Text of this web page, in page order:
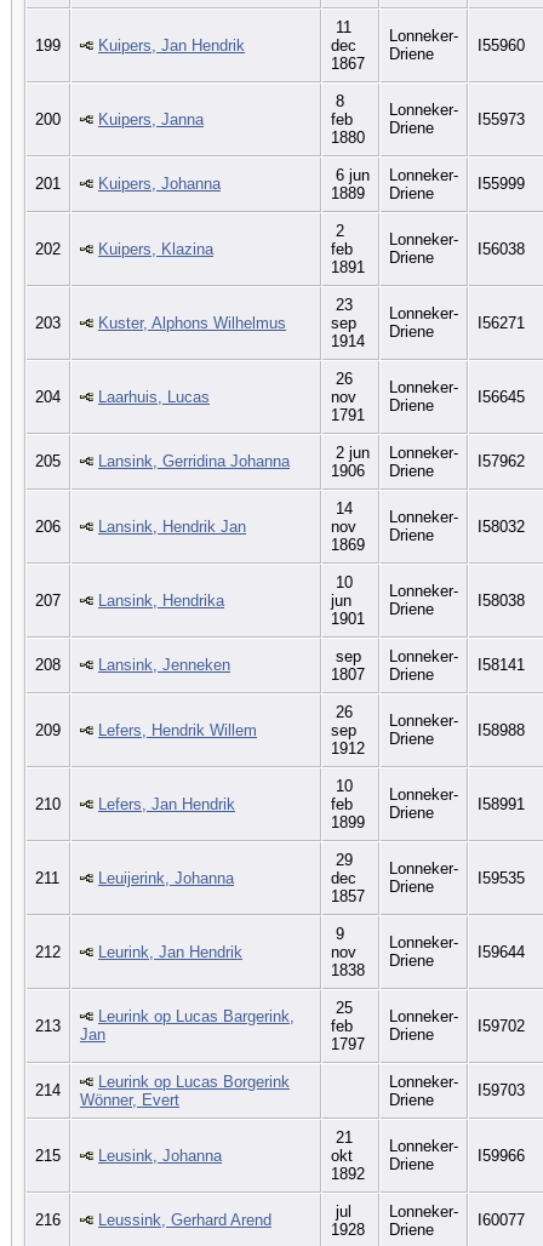
199 Kuipers, Jan Hendrik
11
dec
1867
Lonneker-
Driene
I55960
200 Kuipers, Janna
8
feb
1880
Lonneker-
Driene
I55973
201 Kuipers, Johanna
6 jun
1889
Lonneker-
Driene
I55999
202 Kuipers, Klazina
2
feb
1891
Lonneker-
Driene
I56038
203 Kuster, Alphons Wilhelmus
23
sep
1914
Lonneker-
Driene
I56271
204 Laarhuis, Lucas
26
nov
1791
Lonneker-
Driene
I56645
205 Lansink, Gerridina Johanna
2 jun
1906
Lonneker-
Driene
I57962
206 Lansink, Hendrik Jan
14
nov
1869
Lonneker-
Driene
I58032
207 Lansink, Hendrika
10
jun
1901
Lonneker-
Driene
I58038
208 Lansink, Jenneken
sep
1807
Lonneker-
Driene
I58141
209 Lefers, Hendrik Willem
26
sep
1912
Lonneker-
Driene
I58988
210 Lefers, Jan Hendrik
10
feb
1899
Lonneker-
Driene
I58991
211 Leuijerink, Johanna
29
dec
1857
Lonneker-
Driene
I59535
212 Leurink, Jan Hendrik
9
nov
1838
Lonneker-
Driene
I59644
213
Leurink op Lucas Bargerink,
Jan
25
feb
1797
Lonneker-
Driene
I59702
214
Leurink op Lucas Borgerink
Wönner, Evert
Lonneker-
Driene
I59703
215 Leusink, Johanna
21
okt
1892
Lonneker-
Driene
I59966
216 Leussink, Gerhard Arend
jul
1928
Lonneker-
Driene
I60077